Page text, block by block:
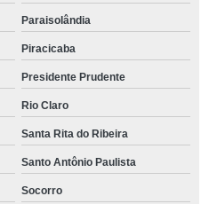
Paraisolândia
Piracicaba
Presidente Prudente
Rio Claro
Santa Rita do Ribeira
Santo Antônio Paulista
Socorro